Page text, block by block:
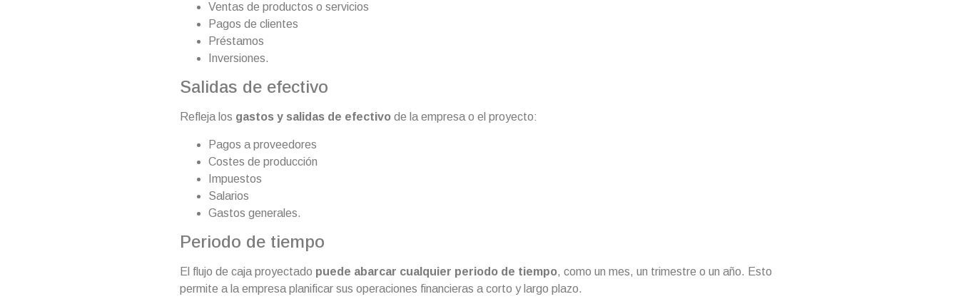
Ventas de productos o servicios
Pagos de clientes
Préstamos
Inversiones.
Salidas de efectivo
Refleja los gastos y salidas de efectivo de la empresa o el proyecto:
Pagos a proveedores
Costes de producción
Impuestos
Salarios
Gastos generales.
Periodo de tiempo
El flujo de caja proyectado puede abarcar cualquier periodo de tiempo, como un mes, un trimestre o un año. Esto
permite a la empresa planificar sus operaciones financieras a corto y largo plazo.